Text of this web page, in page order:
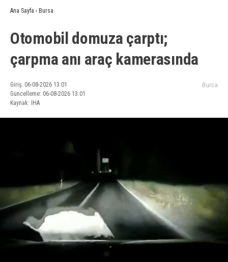
Ana Sayfa › Bursa
Otomobil domuza çarptı;
çarpma anı araç kamerasında
Giriş: 06-08-2026 13:01
Güncelleme: 06-08-2026 13:01
Kaynak: İHA
Bursa